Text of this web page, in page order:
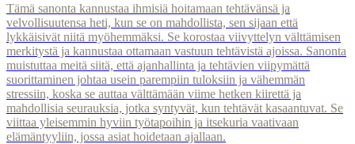
Tämä sanonta kannustaa ihmisiä hoitamaan tehtävänsä ja
velvollisuutensa heti, kun se on mahdollista, sen sijaan että
lykkäisivät niitä myöhemmäksi. Se korostaa viivyttelyn välttämisen
merkitystä ja kannustaa ottamaan vastuun tehtävistä ajoissa. Sanonta
muistuttaa meitä siitä, että ajanhallinta ja tehtävien viipymättä
suorittaminen johtaa usein parempiin tuloksiin ja vähemmän
stressiin, koska se auttaa välttämään viime hetken kiirettä ja
mahdollisia seurauksia, jotka syntyvät, kun tehtävät kasaantuvat. Se
viittaa yleisemmin hyviin työtapoihin ja itsekuria vaativaan
elämäntyyliin, jossa asiat hoidetaan ajallaan.